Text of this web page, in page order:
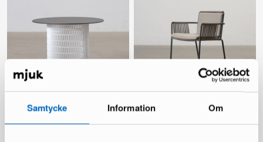
Samtycke Information Om
Ketall Mesh sidobord vit /
svart
1 i lager ·
Ketall Net trädgårdstol